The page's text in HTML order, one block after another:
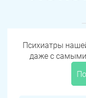
Психиатры
даже с